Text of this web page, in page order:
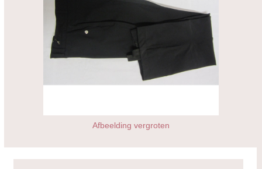
Afbeelding vergroten